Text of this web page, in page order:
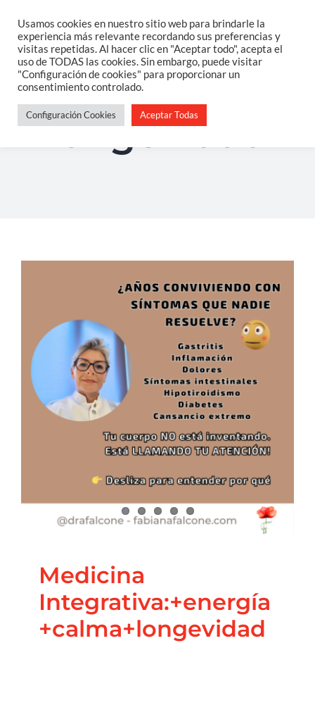
contenido
Home
Sobre Mi
Contacto
longevidad
Medicina
Blog Salud Integrativa
Medicina
Integrativa:+energía
+calma+longevidad
Usamos cookies en nuestro sitio web para brindarle la
experiencia más relevante recordando sus preferencias y
visitas repetidas. Al hacer clic en "Aceptar todo", acepta el
uso de TODAS las cookies. Sin embargo, puede visitar
"Configuración de cookies" para proporcionar un
consentimiento controlado.
Configuración Cookies Aceptar Todas